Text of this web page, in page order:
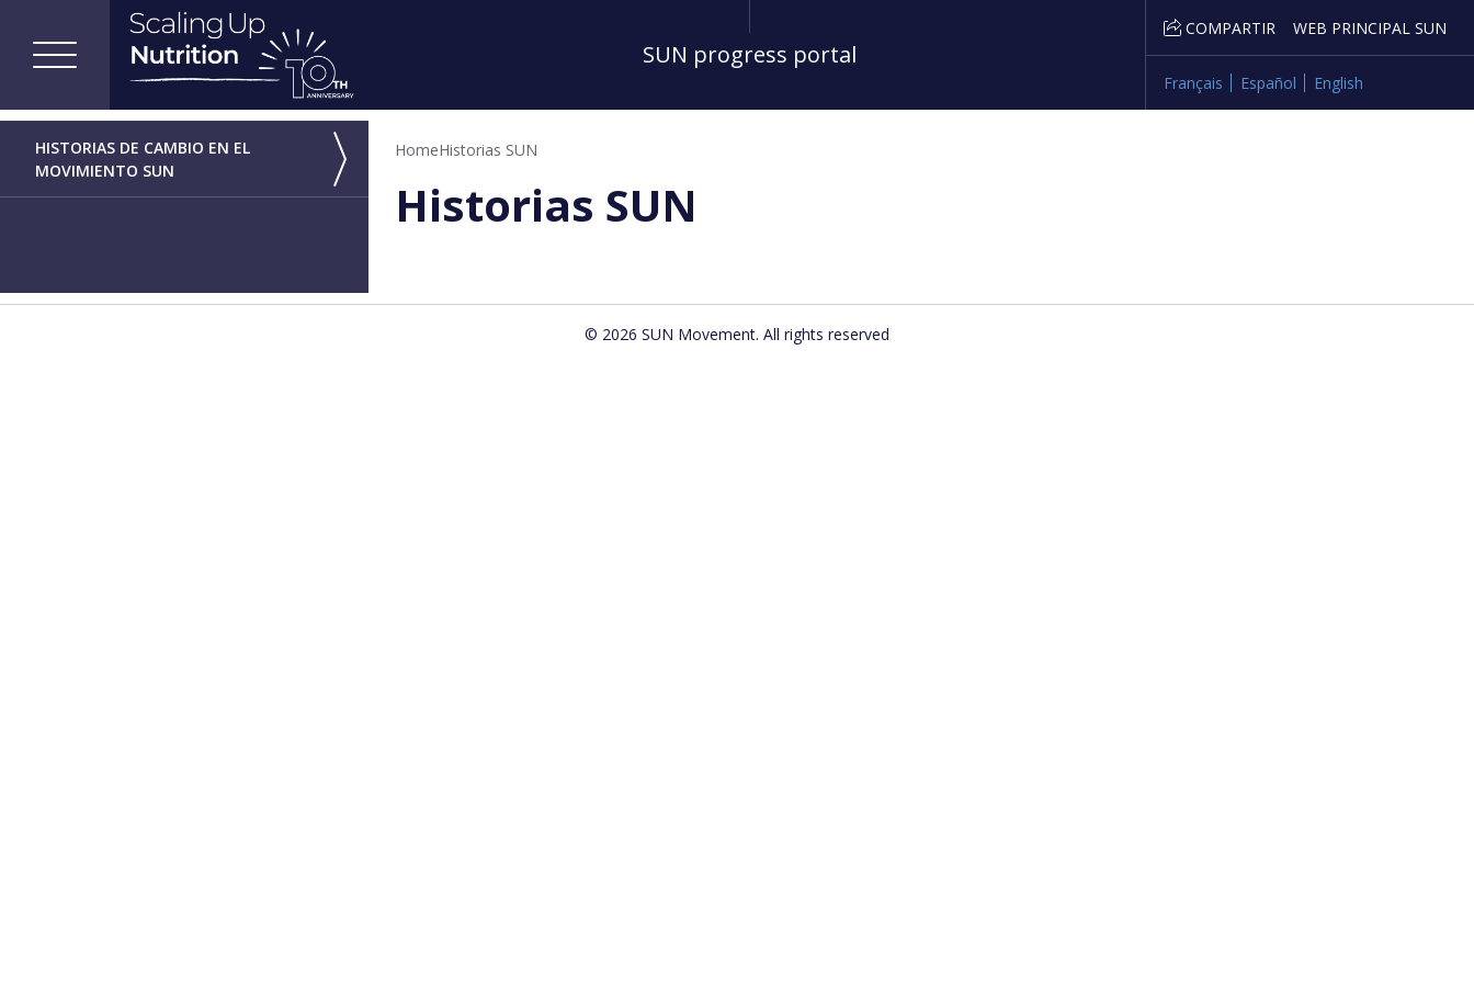
SUN progress portal
COMPARTIR WEB PRINCIPAL SUN
Français Español English
HISTORIAS DE CAMBIO EN EL
MOVIMIENTO SUN
HomeHistorias SUN
Historias SUN
© 2026 SUN Movement. All rights reserved